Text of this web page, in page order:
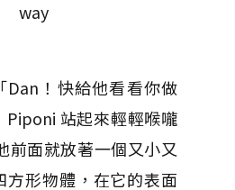
Dan！快給他看看你做
Piponi 站起來輕輕喉嚨
前面就放著一個又小又
方形物體，在它的表面